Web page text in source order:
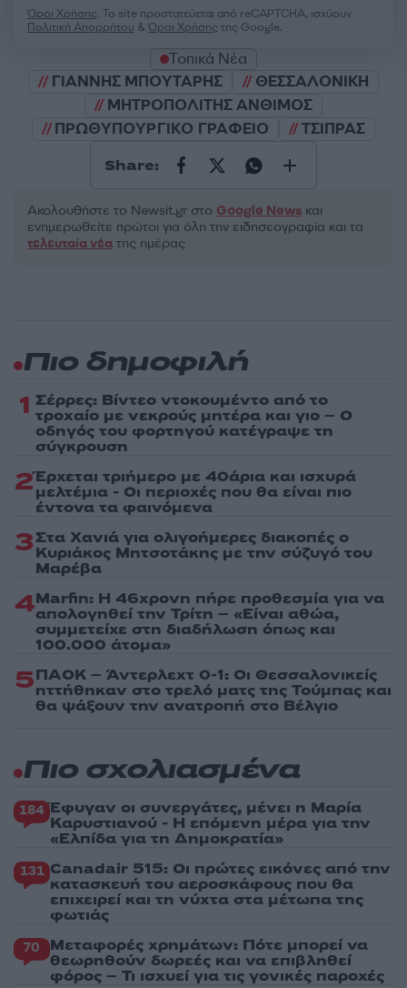
Όροι Χρήσης. Το site προστατεύεται από reCAPTCHA, ισχύουν
Πολιτική Απορρήτου &Όροι Χρήσης της Google.
Τοπικά Νέα
ΓΙΑΝΝΗΣ ΜΠΟΥΤΑΡΗΣ
ΘΕΣΣΑΛΟΝΙΚΗ
ΜΗΤΡΟΠΟΛΙΤΗΣ ΑΝΘΙΜΟΣ
ΠΡΩΘΥΠΟΥΡΓΙΚΟ ΓΡΑΦΕΙΟ
ΤΣΙΠΡΑΣ
Share:
Ακολουθήστε το Νewsit.gr στο Google News και
ενημερωθείτε πρώτοι για όλη την ειδησεογραφία και τα
τελευταία νέα της ημέρας
Πιο δημοφιλή
1 Σέρρες: Βίντεο ντοκουμέντο από το
τροχαίο με νεκρούς μητέρα και γιο – Ο
οδηγός του φορτηγού κατέγραψε τη
σύγκρουση
2Έρχεται τριήμερο με 40άρια και ισχυρά
μελτέμια - Οι περιοχές που θα είναι πιο
έντονα τα φαινόμενα
3Στα Χανιά για ολιγοήμερες διακοπές ο
Κυριάκος Μητσοτάκης με την σύζυγό του
Μαρέβα
4Marfin: Η 46χρονη πήρε προθεσμία για να
απολογηθεί την Τρίτη – «Είναι αθώα,
συμμετείχε στη διαδήλωση όπως και
100.000 άτομα»
5ΠΑΟΚ – Άντερλεχτ 0-1: Οι Θεσσαλονικείς
ηττήθηκαν στο τρελό ματς της Τούμπας και
θα ψάξουν την ανατροπή στο Βέλγιο
Πιο σχολιασμένα
184 Έφυγαν οι συνεργάτες, μένει η Μαρία
Καρυστιανού - Η επόμενη μέρα για την
«Ελπίδα για τη Δημοκρατία»
131 Canadair 515: Οι πρώτες εικόνες από την
κατασκευή του αεροσκάφους που θα
επιχειρεί και τη νύχτα στα μέτωπα της
φωτιάς
70 Μεταφορές χρημάτων: Πότε μπορεί να
θεωρηθούν δωρεές και να επιβληθεί
φόρος – Τι ισχυεί για τις γονικές παροχές